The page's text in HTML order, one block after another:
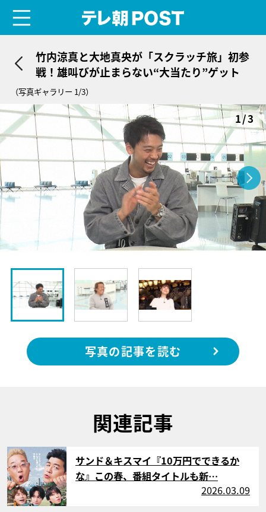
竹内涼真と大地真央が「スクラッチ旅」初参
戦！雄叫びが止まらない“大当たり”ゲット
（写真ギャラリー 1/3）
1/3
写真の記事を読む
関連記事
サムネイル
サンド＆キスマイ『10万円でできるか
な』この春、番組タイトルも新…
2026.03.09